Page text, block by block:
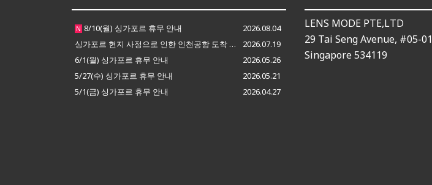
N 8/10(월) 싱가포르 휴무 안내
2026.08.04
싱가포르 현지 사정으로 인한 인천공항 도착 지연 안내
2026.07.19
6/1(월) 싱가포르 휴무 안내
2026.05.26
5/27(수) 싱가포르 휴무 안내
2026.05.21
5/1(금) 싱가포르 휴무 안내
2026.04.27
LENS MODE PTE,LTD
29 Tai Seng Avenue, #05-01
Singapore 534119